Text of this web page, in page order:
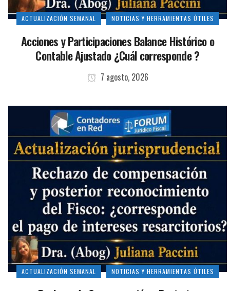
ACTUALIZACIÓN SEMANAL NOTICIAS Y HERRAMIENTAS ÚTILES
Acciones y Participaciones Balance Histórico o
Contable Ajustado ¿Cuál corresponde ?
7 agosto, 2026
ACTUALIZACIÓN SEMANAL NOTICIAS Y HERRAMIENTAS ÚTILES